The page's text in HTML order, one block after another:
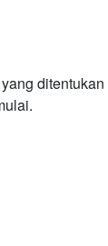
ditentukan